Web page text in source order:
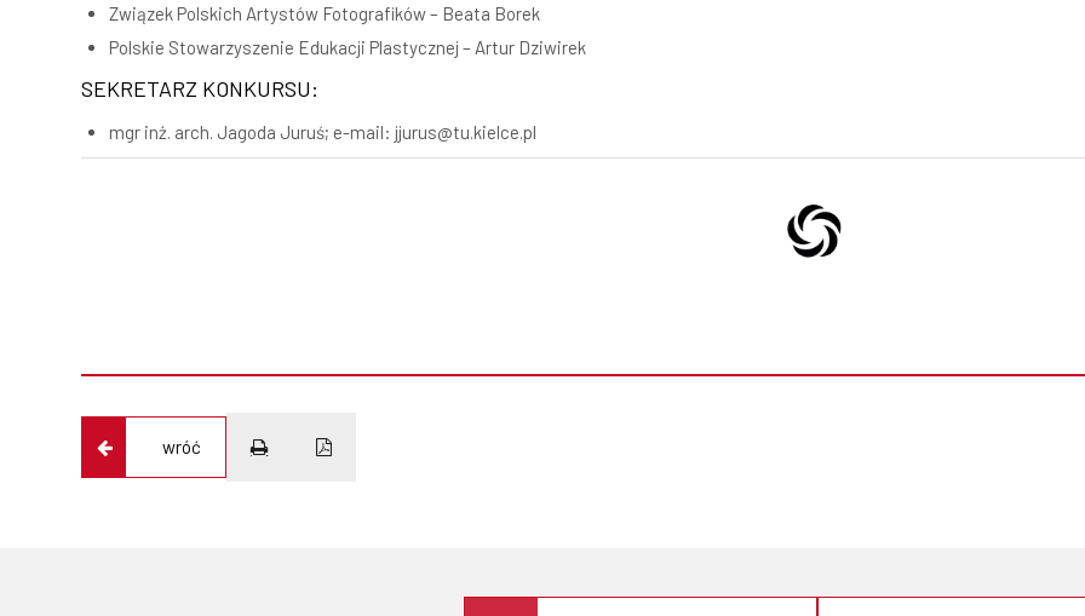
Związek Polskich Artystów Fotografików – Beata Borek
Polskie Stowarzyszenie Edukacji Plastycznej – Artur Dziwirek
SEKRETARZ KONKURSU:
mgr inż. arch. Jagoda Juruś; e-mail: jjurus@tu.kielce.pl
wróć